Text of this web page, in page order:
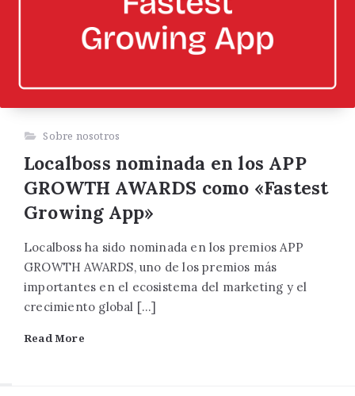
Sobre nosotros
Localboss nominada en los APP
GROWTH AWARDS como «Fastest
Growing App»
Localboss ha sido nominada en los premios APP
GROWTH AWARDS, uno de los premios más
importantes en el ecosistema del marketing y el
crecimiento global […]
Read More